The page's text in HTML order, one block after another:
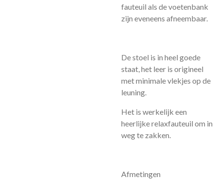
fauteuil als de voetenbank
zijn eveneens afneembaar.
De stoel is in heel goede
staat, het leer is origineel
met minimale vlekjes op de
leuning.
Het is werkelijk een
heerlijke relaxfauteuil om in
weg te zakken.
Afmetingen